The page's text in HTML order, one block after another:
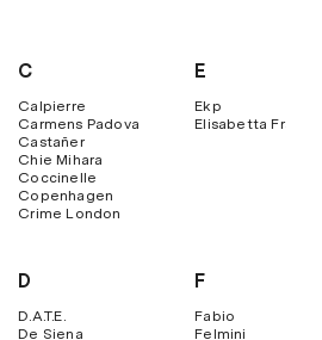
C
Calpierre
Carmens Padova
Castañer
Chie Mihara
Coccinelle
Copenhagen
Crime London
D
D.a.t.e.
De Siena
E
Ekp
Elisabetta Franchi
F
Fabio
Felmini